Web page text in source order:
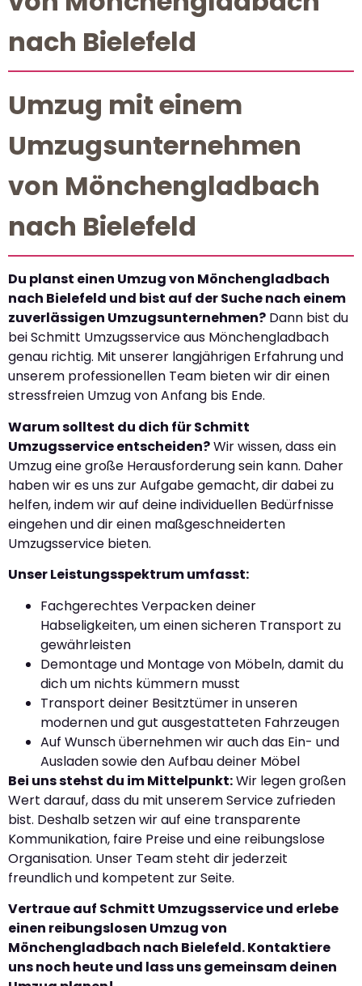
nach Bielefeld
Umzug mit einem
Umzugsunternehmen
von Mönchengladbach
nach Bielefeld
Du planst einen Umzug von Mönchengladbach
nach Bielefeld und bist auf der Suche nach einem
zuverlässigen Umzugsunternehmen? Dann bist du
bei Schmitt Umzugsservice aus Mönchengladbach
genau richtig. Mit unserer langjährigen Erfahrung und
unserem professionellen Team bieten wir dir einen
stressfreien Umzug von Anfang bis Ende.
Warum solltest du dich für Schmitt
Umzugsservice entscheiden?Wir wissen, dass ein
Umzug eine große Herausforderung sein kann. Daher
haben wir es uns zur Aufgabe gemacht, dir dabei zu
helfen, indem wir auf deine individuellen Bedürfnisse
eingehen und dir einen maßgeschneiderten
Umzugsservice bieten.
Unser Leistungsspektrum umfasst:
Fachgerechtes Verpacken deiner
Habseligkeiten, um einen sicheren Transport zu
gewährleisten
Demontage und Montage von Möbeln, damit du
dich um nichts kümmern musst
Transport deiner Besitztümer in unseren
modernen und gut ausgestatteten Fahrzeugen
Auf Wunsch übernehmen wir auch das Ein- und
Ausladen sowie den Aufbau deiner Möbel
Bei uns stehst du im Mittelpunkt:Wir legen großen
Wert darauf, dass du mit unserem Service zufrieden
bist. Deshalb setzen wir auf eine transparente
Kommunikation, faire Preise und eine reibungslose
Organisation. Unser Team steht dir jederzeit
freundlich und kompetent zur Seite.
Vertraue auf Schmitt Umzugsservice und erlebe
einen reibungslosen Umzug von
Mönchengladbach nach Bielefeld. Kontaktiere
uns noch heute und lass uns gemeinsam deinen